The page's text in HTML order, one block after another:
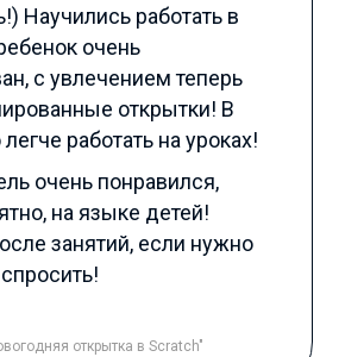
Научились работать в
очень
с увлечением теперь
открытки! В
работать на уроках!
очень понравился,
на языке детей!
занятий, если нужно
открытка в Scratch"